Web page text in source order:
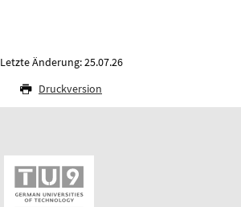
Letzte Änderung: 25.07.26
Druckversion